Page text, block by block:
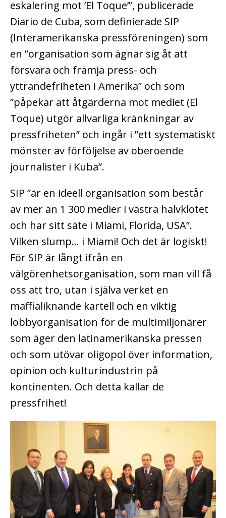
eskalering mot ’El Toque’”, publicerade
Diario de Cuba, som definierade SIP
(Interamerikanska pressföreningen) som
en ”organisation som ägnar sig åt att
försvara och främja press- och
yttrandefriheten i Amerika” och som
”påpekar att åtgärderna mot mediet (El
Toque) utgör allvarliga kränkningar av
pressfriheten” och ingår i ”ett systematiskt
mönster av förföljelse av oberoende
journalister i Kuba”.
SIP ”är en ideell organisation som består
av mer än 1 300 medier i västra halvklotet
och har sitt säte i Miami, Florida, USA”.
Vilken slump… i Miami! Och det är logiskt!
För SIP är långt ifrån en
välgörenhetsorganisation, som man vill få
oss att tro, utan i själva verket en
maffialiknande kartell och en viktig
lobbyorganisation för de multimiljonärer
som äger den latinamerikanska pressen
och som utövar oligopol över information,
opinion och kulturindustrin på
kontinenten. Och detta kallar de
pressfrihet!